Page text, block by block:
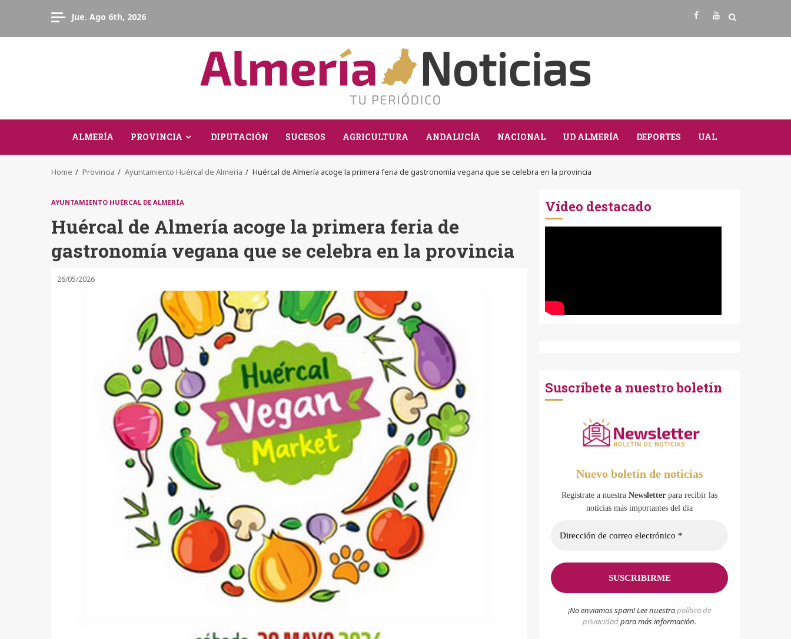
Jue. Ago 6th, 2026 Facebook
Youtube
ALMERÍA PROVINCIA DIPUTACIÓN SUCESOS AGRICULTURA ANDALUCÍA NACIONAL UD ALMERÍA DEPORTES UAL
Home Provincia Ayuntamiento Huércal de Almería Huércal de Almería acoge la primera feria de gastronomía vegana que se celebra en la provincia
AYUNTAMIENTO HUÉRCAL DE ALMERÍA
Huércal de Almería acoge la primera feria de
gastronomía vegana que se celebra en la provincia
26/05/2026
Vídeo destacado
Suscríbete a nuestro boletín
Nuevo boletín de noticias
Regístrate a nuestra Newsletter para recibir las
noticias más importantes del día
¡No enviamos spam! Lee nuestrapolítica de
privacidadpara más información.